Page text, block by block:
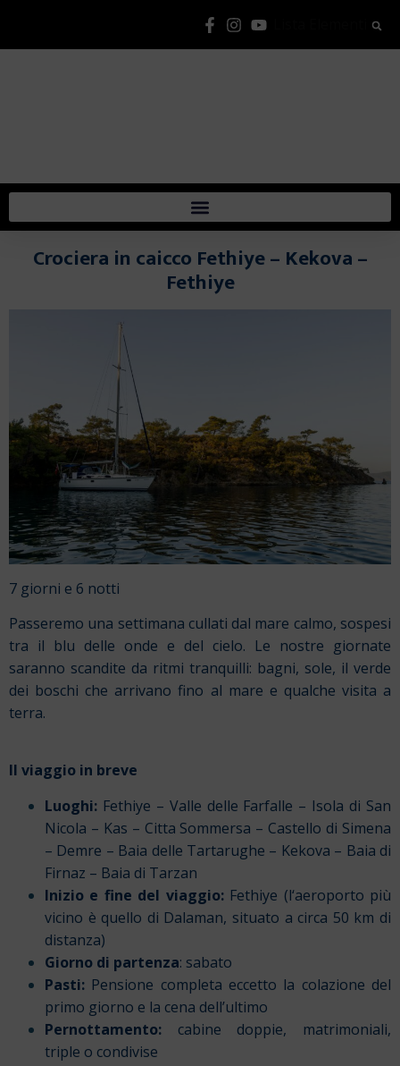
Crociera in caicco Fethiye – Kekova –
Fethiye
7 giorni e 6 notti
Passeremo una settimana cullati dal mare calmo, sospesi
tra il blu delle onde e del cielo. Le nostre giornate
saranno scandite da ritmi tranquilli: bagni, sole, il verde
dei boschi che arrivano fino al mare e qualche visita a
terra.
Il viaggio in breve
Luoghi: Fethiye – Valle delle Farfalle – Isola di San
Nicola – Kas – Citta Sommersa – Castello di Simena
– Demre – Baia delle Tartarughe – Kekova – Baia di
Firnaz – Baia di Tarzan
Inizio e fine del viaggio: Fethiye (l‘aeroporto più
vicino è quello di Dalaman, situato a circa 50 km di
distanza)
Giorno di partenza: sabato
Pasti: Pensione completa eccetto la colazione del
primo giorno e la cena dell’ultimo
Pernottamento: cabine doppie, matrimoniali,
triple o condivise